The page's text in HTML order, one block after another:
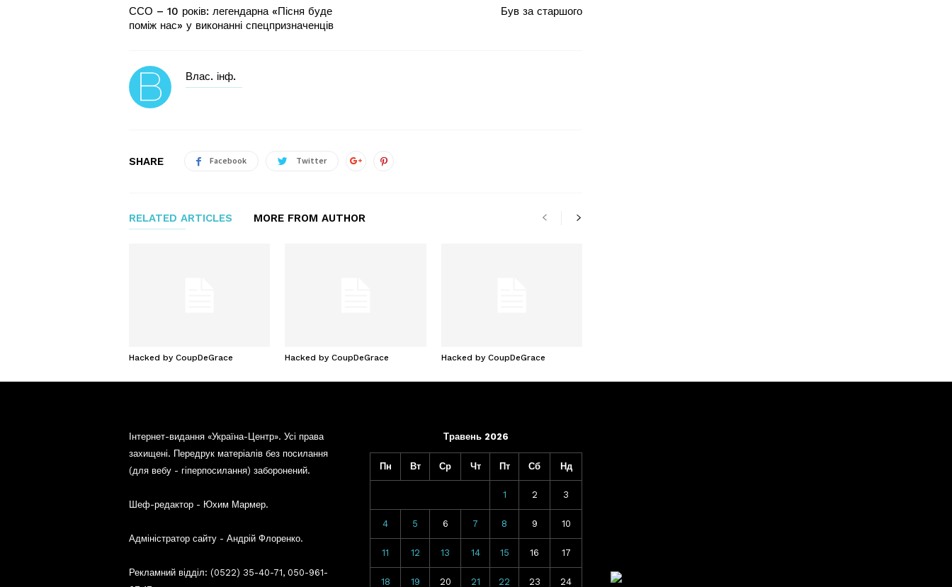
ССО – 10 років: легендарна «Пісня буде
поміж нас» у виконанні спецпризначенців
Був за старшого
Влас. інф.
SHARE Facebook Twitter
RELATED ARTICLES MORE FROM AUTHOR
Hacked by CoupDeGrace Hacked by CoupDeGrace Hacked by CoupDeGrace
Інтернет-видання «Україна-Центр». Усі права
захищені. Передрук матеріалів без посилання
(для вебу - гіперпосилання) заборонений.
Шеф-редактор - Юхим Мармер.
Адміністратор сайту - Андрій Флоренко.
Рекламний відділ: (0522) 35-40-71, 050-961-
Травень 2026
Пн Вт Ср Чт Пт Сб Нд
1 2 3
4 5 6 7 8 9 10
11 12 13 14 15 16 17
18 19 20 21 22 23 24